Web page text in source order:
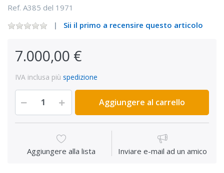
Ref. A385 del 1971
Sii il primo a recensire questo articolo
7.000,00 €
IVA inclusa più spedizione
Aggiungere al carrello
Aggiungere alla lista Inviare e-mail ad un amico